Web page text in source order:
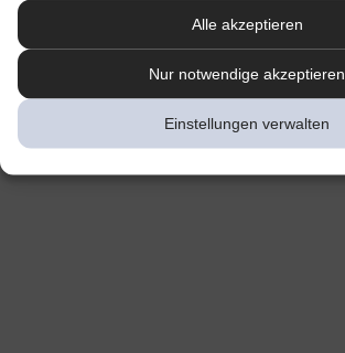
Alle akzeptieren
Nur notwendige akzeptieren
Einstellungen verwalten